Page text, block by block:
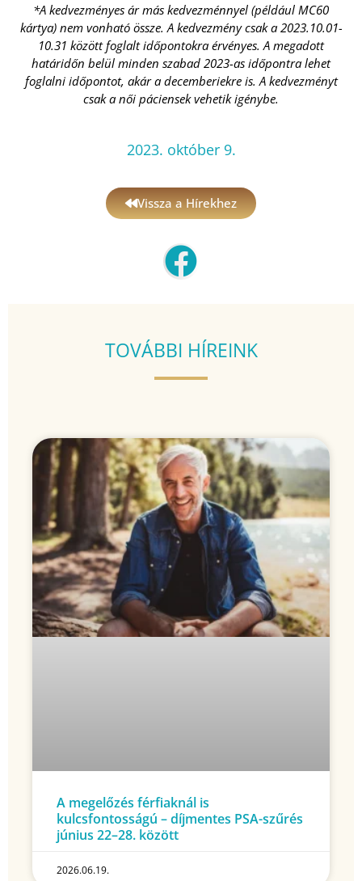
*A kedvezményes ár más kedvezménnyel (például MC60
kártya) nem vonható össze. A kedvezmény csak a 2023.10.01-
10.31 között foglalt időpontokra érvényes. A megadott
határidőn belül minden szabad 2023-as időpontra lehet
foglalni időpontot, akár a decemberiekre is. A kedvezményt
csak a női páciensek vehetik igénybe.
2023. október 9.
Vissza a Hírekhez
TOVÁBBI HÍREINK
A megelőzés férfiaknál is
kulcsfontosságú – díjmentes PSA-szűrés
június 22–28. között
2026.06.19.